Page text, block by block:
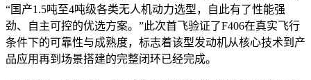
“国产1.5吨至4吨级各类无人机动力选型，自此有了性能强
劲、自主可控的优选方案。”此次首飞验证了F406在真实飞行
条件下的可靠性与成熟度，标志着该型发动机从核心技术到产
品应用再到场景搭建的完整闭环已经完成。